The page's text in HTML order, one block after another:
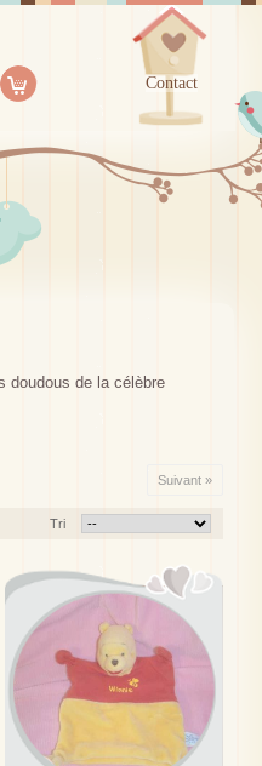
Contact
doudous de la célèbre
Suivant »
Tri